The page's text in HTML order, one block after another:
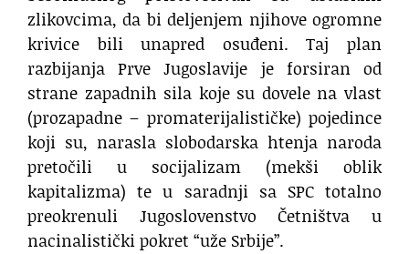
zlikovcima, da bi deljenjem njihove ogromne
krivice bili unapred osuđeni. Taj plan
razbijanja Prve Jugoslavije je forsiran od
strane zapadnih sila koje su dovele na vlast
(prozapadne – promaterijalističke) pojedince
koji su, narasla slobodarska htenja naroda
pretočili u socijalizam (mekši oblik
kapitalizma) te u saradnji sa SPC totalno
preokrenuli Jugoslovenstvo Četništva u
nacinalistički pokret “uže Srbije”.